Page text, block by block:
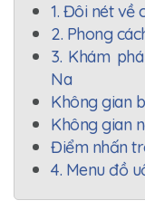
1. Đôi nét về
2. Phong
3. Khám
Na
Không gian
Không gian
Điểm nhấn
4. Menu đồ